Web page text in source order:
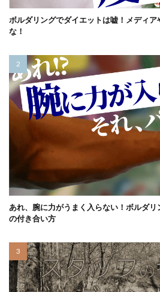
ボルダリングでダイエットは嘘！メディ
な！
あれ、腕に力がうまく入らない！ボルダ
の付き合い方